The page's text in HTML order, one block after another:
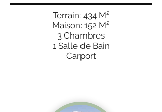
Terrain: 434 M²
Maison: 152 M²
3 Chambres
1 Salle de Bain
Carport